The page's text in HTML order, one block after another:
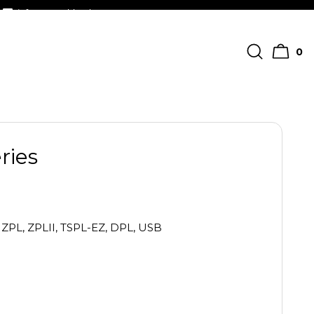
info@streckkodscenter.se
0
ZPLII, TSPL-EZ, DPL, USB